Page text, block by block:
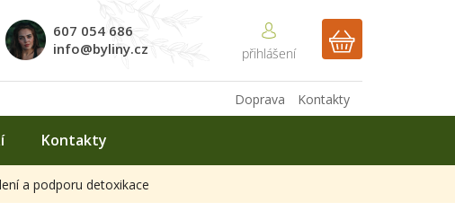
607 054 686
info@byliny.cz
NÁKUPNÍ
Kontakty
Doprava
Kontakty
a podporu detoxikace